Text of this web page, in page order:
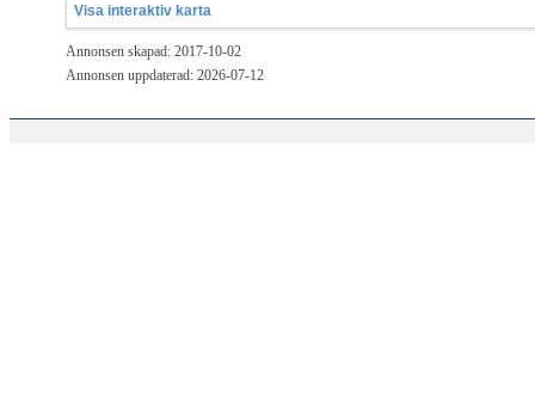
Visa interaktiv karta
Annonsen skapad: 2017-10-02
Annonsen uppdaterad: 2026-07-12